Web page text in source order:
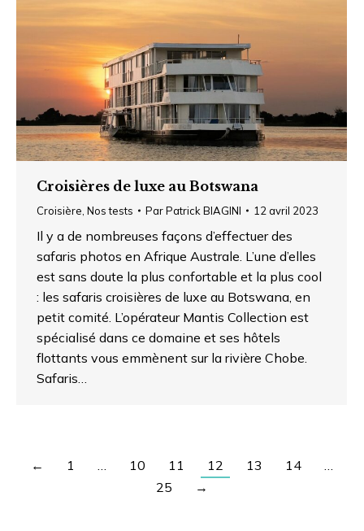
Croisières de luxe au Botswana
Croisière, Nos tests ParPatrick BIAGINI 12 avril 2023
Il y a de nombreuses façons d’effectuer des
safaris photos en Afrique Australe. L’une d’elles
est sans doute la plus confortable et la plus cool
: les safaris croisières de luxe au Botswana, en
petit comité. L’opérateur Mantis Collection est
spécialisé dans ce domaine et ses hôtels
flottants vous emmènent sur la rivière Chobe.
Safaris…
← 1 … 10 11 12 13 14
…
25
→